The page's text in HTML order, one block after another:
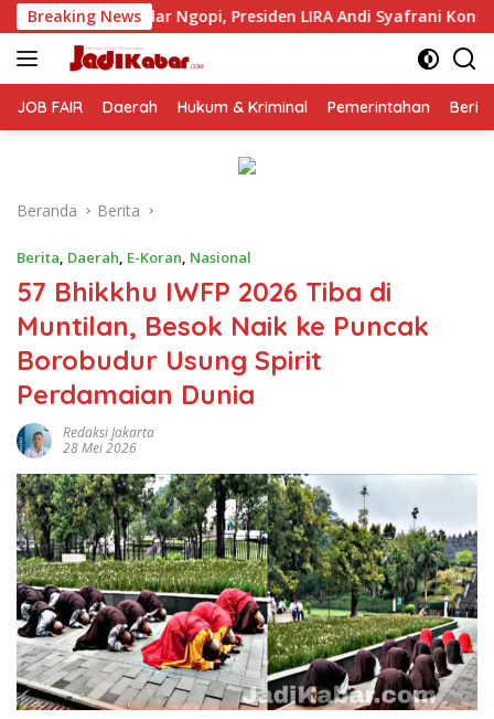
Langsung
ke
konten
Breaking News
LIRA Andi Syafrani Konsolidasikan Kekuatan
JOB FAIR Daerah Hukum & Kriminal Pemerintahan
Beranda Berita
Berita, Daerah, E-Koran, Nasional
57 Bhikkhu IWFP 2026 Tiba di
Muntilan, Besok Naik ke Puncak
Borobudur Usung Spirit
Perdamaian Dunia
Redaksi Jakarta
28 Mei 2026